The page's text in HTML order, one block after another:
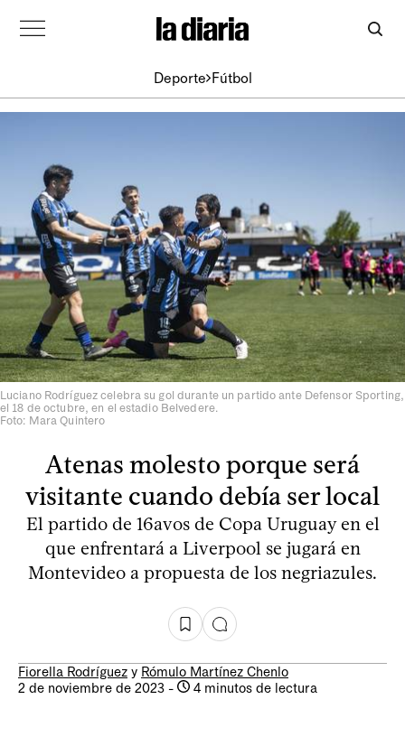
Deporte Fútbol
Luciano Rodríguez celebra su gol durante un partido ante Defensor Sporting,
el 18 de octubre, en el estadio Belvedere.
Foto: Mara Quintero
Atenas molesto porque será
visitante cuando debía ser local
El partido de 16avos de Copa Uruguay en el
que enfrentará a Liverpool se jugará en
Montevideo a propuesta de los negriazules.
Fiorella Rodríguez y Rómulo Martínez Chenlo
2 de noviembre de 2023 - 4 minutos de lectura